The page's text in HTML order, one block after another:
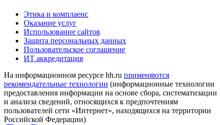
Этика и комплаенс
Оказание услуг
Использование сайтов
Защита персональных данных
Пользовательское соглашение
ИТ аккредитация
На информационном ресурсе hh.ru применяются
рекомендательные технологии (информационные технологии
предоставления информации на основе сбора, систематизации
и анализа сведений, относящихся к предпочтениям
пользователей сети «Интернет», находящихся на территории
Российской Федерации)